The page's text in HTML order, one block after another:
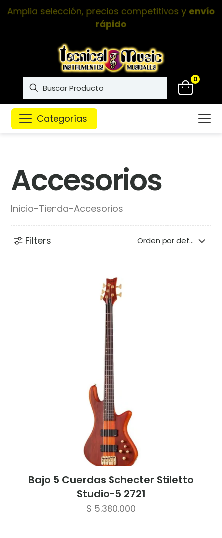
Instrumentos musicales dealta calidad
Categorías
Accesorios
Inicio-Tienda-Accesorios
Filters
Bajo 5 Cuerdas Schecter Stiletto
Studio-5 2721
$ 5.380.000